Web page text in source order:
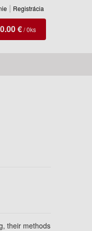
Registrácia
0.00 €/0ks
their methods